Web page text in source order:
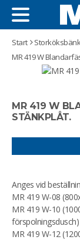
Start
MR 419 W
MR 419 W
STÄNKPLÅT.
Anges vid
MR 419 W-08
MR 419 W-10
förspolningsdusch)
MR 419 W-12